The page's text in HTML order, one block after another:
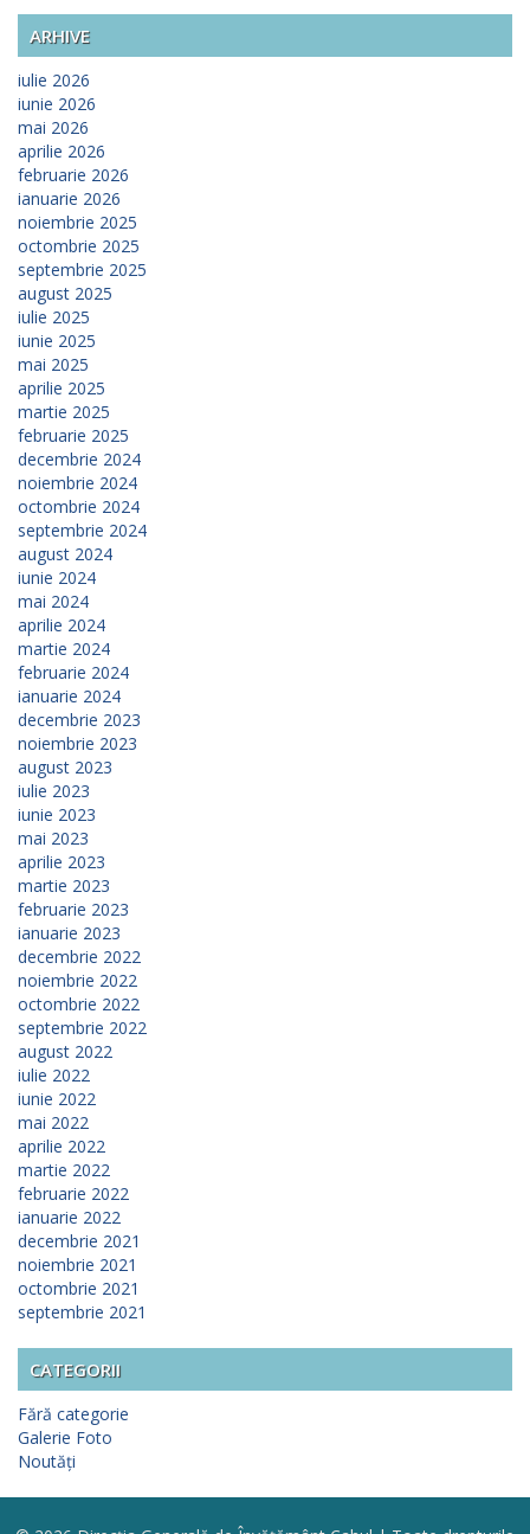
ARHIVE
iulie 2026
iunie 2026
mai 2026
aprilie 2026
februarie 2026
ianuarie 2026
noiembrie 2025
octombrie 2025
septembrie 2025
august 2025
iulie 2025
iunie 2025
mai 2025
aprilie 2025
martie 2025
februarie 2025
decembrie 2024
noiembrie 2024
octombrie 2024
septembrie 2024
august 2024
iunie 2024
mai 2024
aprilie 2024
martie 2024
februarie 2024
ianuarie 2024
decembrie 2023
noiembrie 2023
august 2023
iulie 2023
iunie 2023
mai 2023
aprilie 2023
martie 2023
februarie 2023
ianuarie 2023
decembrie 2022
noiembrie 2022
octombrie 2022
septembrie 2022
august 2022
iulie 2022
iunie 2022
mai 2022
aprilie 2022
martie 2022
februarie 2022
ianuarie 2022
decembrie 2021
noiembrie 2021
octombrie 2021
septembrie 2021
CATEGORII
Fără categorie
Galerie Foto
Noutăți